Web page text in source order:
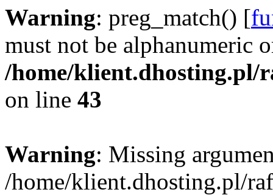
Warning: preg_match() [
must not be alphanumeric
/home/klient.dhosting.pl/
on line 43
Warning: Missing
/home/klient.dhosting.pl/